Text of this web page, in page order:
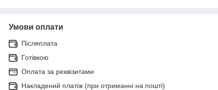
Умови оплати
Післяплата
Готівкою
Оплата за реквізитами
Накладений платіж (при отриманні на пошті)